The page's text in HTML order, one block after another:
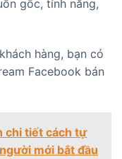
gốc, tính năng,
hàng, bạn có
Facebook bán
chi tiết cách tự
mới bắt đầu